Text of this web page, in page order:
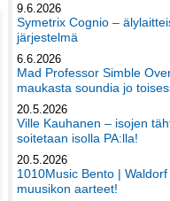
9.6.2026
Symetrix Cognio –
järjestelmä
6.6.2026
Mad Professor Simble
maukasta soundia jo
20.5.2026
Ville Kauhanen – isojen
soitetaan isolla PA:lla!
20.5.2026
1010Music Bento |
muusikon aarteet!